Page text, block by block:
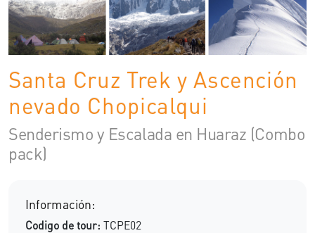
Santa Cruz Trek y Ascención
nevado Chopicalqui
Senderismo y Escalada en Huaraz (Combo
pack)
Información:
Codigo de tour: TCPE02